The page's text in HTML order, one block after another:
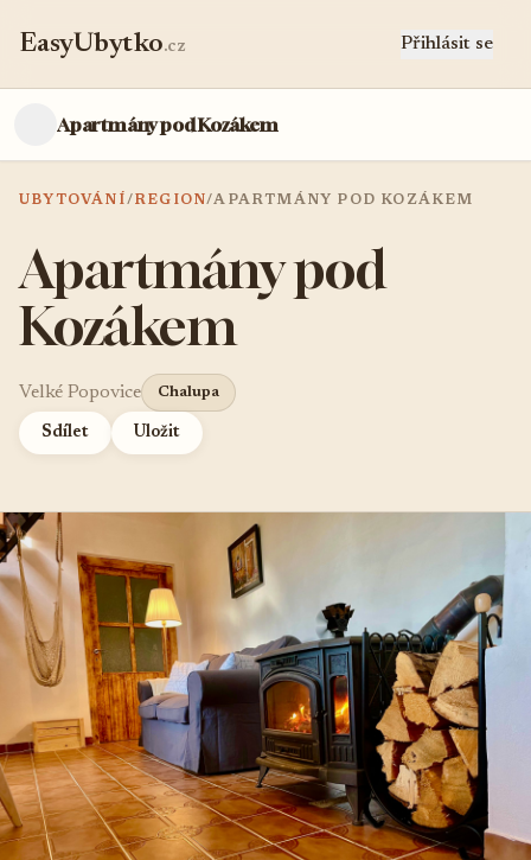
EasyUbytko.cz Přihlásit se
Apartmány pod Kozákem
UBYTOVÁNÍ/REGION/APARTMÁNY POD KOZÁKEM
Apartmány pod
Kozákem
Velké Popovice Chalupa
Sdílet Uložit